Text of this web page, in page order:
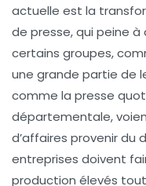
actuelle est la
de presse, qui peine
certains groupes,
une grande partie de
comme la presse
départementale,
d’affaires provenir du
entreprises doivent
production élevés